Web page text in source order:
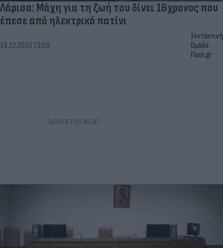
Λάρισα: Μάχη για τη ζωή του δίνει 16χρονος που
έπεσε από ηλεκτρικό πατίνι
18.12.2023 13:09
Συντακτική
Ομάδα
Flash.gr